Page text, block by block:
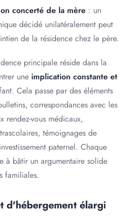
concerté de la mère : un
décidé unilatéralement peut
de la résidence chez le père.
principale réside dans la
une implication constante et
Cela passe par des éléments
correspondances avec les
rendez-vous médicaux,
témoignages de
paternel. Chaque
à bâtir un argumentaire solide
familiales.
d'hébergement élargi